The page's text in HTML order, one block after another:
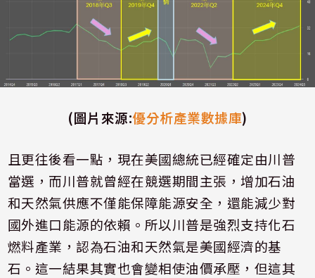
(圖片來源:優分析產業數據庫)
且更往後看一點，現在美國總統已經確定由川普
當選，而川普就曾經在競選期間主張，增加石油
和天然氣供應不僅能保障能源安全，還能減少對
國外進口能源的依賴。所以川普是強烈支持化石
燃料產業，認為石油和天然氣是美國經濟的基
石。這一結果其實也會變相使油價承壓，但這其